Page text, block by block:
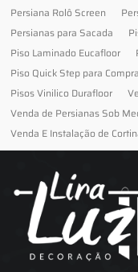
Persiana Rolô Screen
Persianas para Sacada
Piso Laminado Eucafloor
Piso Quick Step para
Pisos Vinilico Durafloor
Venda de Persianas Sob
Venda E Instalação de